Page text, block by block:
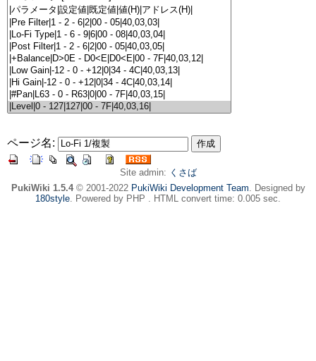
ページ名:
Site admin: くさば
PukiWiki 1.5.4© 2001-2022 PukiWiki Development Team. Designed by
180style. Powered by PHP . HTML convert time: 0.005 sec.